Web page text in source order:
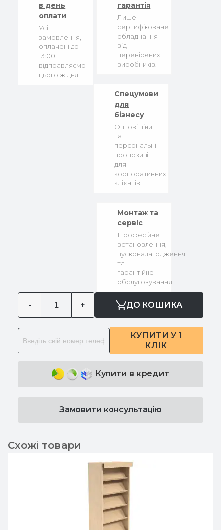
в день
оплати
Усі
замовлення,
оплачені до
13:00,
відправляємо
цього ж дня.
гарантія
Лише
сертифіковане
обладнання
від
перевірених
виробників.
Спецумови
для
бізнесу
Оптові ціни
та
персональні
пропозиції
для
корпоративних
клієнтів.
Монтаж та
сервіс
Професійне
встановлення,
пусконалагодження
та
гарантійне
обслуговування.
- + ДО КОШИКА
КУПИТИ У 1
КЛІК
Купити в кредит
Замовити консультацію
Схожі товари